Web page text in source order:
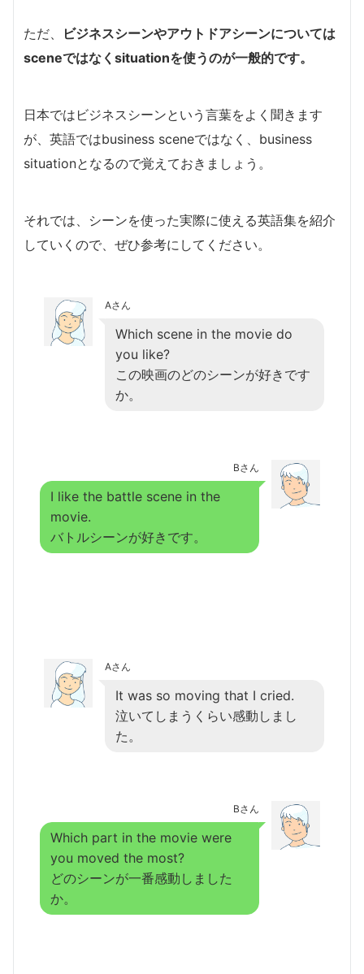
ただ、
ビジネスシーンやアウトドアシーンについては
sceneではなくsituationを使うのが一般的です。
日本ではビジネスシーンという言葉をよく聞きます
が、英語ではbusiness sceneではなく、business
situationとなるので覚えておきましょう。
それでは、シーンを使った実際に使える英語集を紹介
していくので、ぜひ参考にしてください。
Aさん
Which scene in the movie do
you like?
この映画のどのシーンが好きです
か。
Bさん
I like the battle scene in the
movie.
バトルシーンが好きです。
Aさん
It was so moving that I cried.
泣いてしまうくらい感動しまし
た。
Bさん
Which part in the movie were
you moved the most?
どのシーンが一番感動しました
か。